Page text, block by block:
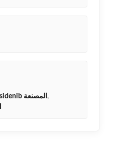
شركة FARMASINO Enasidenib المصنعة ,